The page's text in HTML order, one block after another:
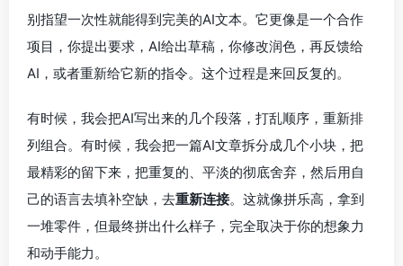
别指望一次性就能得到完美的AI文本。它更像是一个合作
项目，你提出要求，AI给出草稿，你修改润色，再反馈给
AI，或者重新给它新的指令。这个过程是来回反复的。
有时候，我会把AI写出来的几个段落，打乱顺序，重新排
列组合。有时候，我会把一篇AI文章拆分成几个小块，把
最精彩的留下来，把重复的、平淡的彻底舍弃，然后用自
己的语言去填补空缺，去重新连接。这就像拼乐高，拿到
一堆零件，但最终拼出什么样子，完全取决于你的想象力
和动手能力。